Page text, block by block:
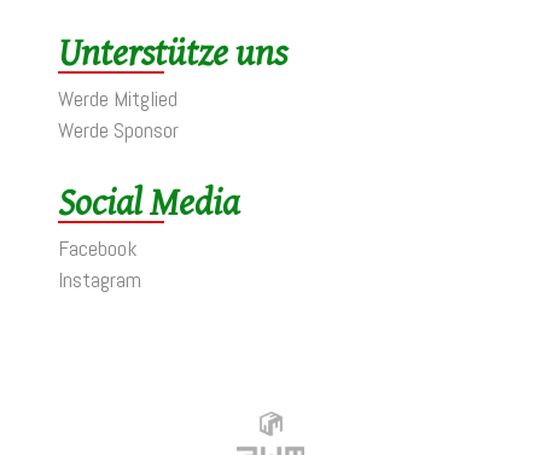
Unterstütze uns
Werde Mitglied
Werde Sponsor
Social Media
Facebook
Instagram